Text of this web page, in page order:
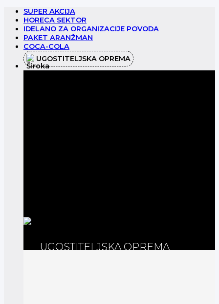
Preskoči
sadržaj
SUPER AKCIJA
HORECA SEKTOR
IDELANO ZA ORGANIZACIJE POVODA
PAKET ARANŽMAN
COCA-COLA
UGOSTITELJSKA OPREMA
UGOSTITELJSKA OPREMA